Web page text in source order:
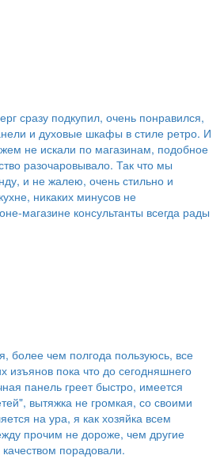
сразу подкупил, очень понравился,
и духовые шкафы в стиле ретро. И
не искали по магазинам, подобное
разочаровывало. Так что мы
и не жалею, очень стильно и
никаких минусов не
магазине консультанты всегда рады
более чем полгода пользуюсь, все
изъянов пока что до сегодняшнего
панель греет быстро, имеется
вытяжка не громкая, со своими
на ура, я как хозяйка всем
прочим не дороже, чем другие
порадовали.